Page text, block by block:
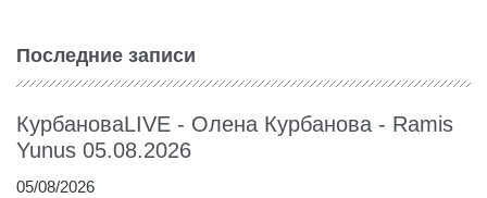
Последние записи
КурбановаLIVE - Олена Курбанова - Ramis
Yunus 05.08.2026
05/08/2026